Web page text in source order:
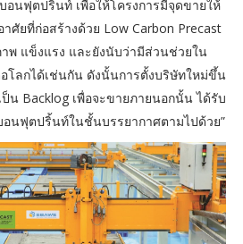
นฟุตปริ้นท์ เพื่อให้โครงการมีจุดขายให้
ศัยที่ก่อสร้างด้วย Low Carbon Precast
พ แข็งแรง และยังนับว่ามีส่วนช่วยใน
โลกได้เช่นกัน ดังนั้นการตั้งบริษัทใหม่ขึ้น
น Backlog เพื่อจะขายภายนอกนั้น ได้รับ
นฟุตปริ้นท์ในชั้นบรรยากาศตามไปด้วย”